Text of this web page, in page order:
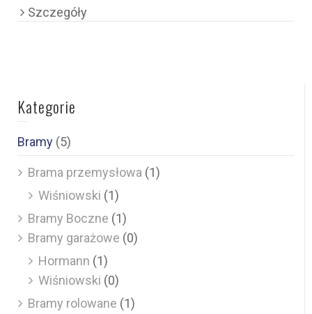
Szczegóły
Kategorie
Bramy (5)
Brama przemysłowa (1)
Wiśniowski (1)
Bramy Boczne (1)
Bramy garażowe (0)
Hormann (1)
Wiśniowski (0)
Bramy rolowane (1)